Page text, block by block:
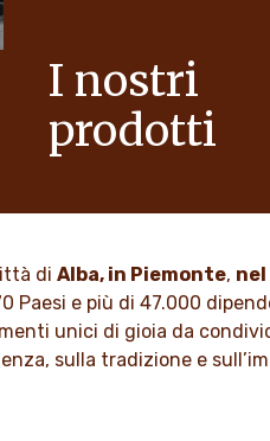
I nostri
prodotti
SCOPRI DI PIÙ
diAlba, in Piemonte, nel
Paesi e più di 47.000
unici di gioia da
sulla tradizione e